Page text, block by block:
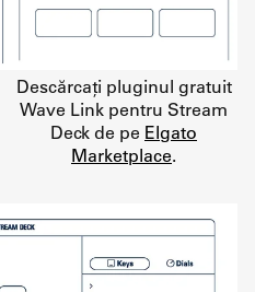
Descărcați pluginul gratuit
Wave Link pentru Stream
Deck de pe Elgato
Marketplace.